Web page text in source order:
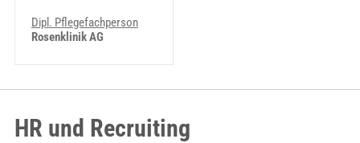
Dipl. Pflegefachperson
Rosenklinik AG
HR und Recruiting